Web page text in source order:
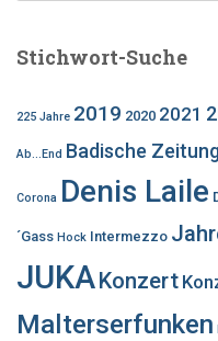
Stichwort-Suche
225 Jahre 2019 2020 2021
Ab...End Badische
Corona Denis Laile
´Gass Hock Intermezzo
JUKA Konzert
Malterserfunken